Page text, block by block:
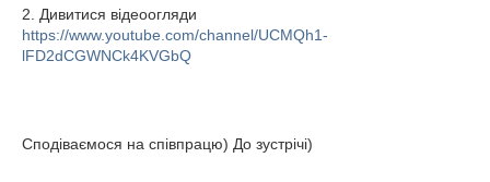
2. Дивитися відеоогляди
https://www.youtube.com/channel/UCMQh1-
lFD2dCGWNCk4KVGbQ
Сподіваємося на співпрацю) До зустрічі)